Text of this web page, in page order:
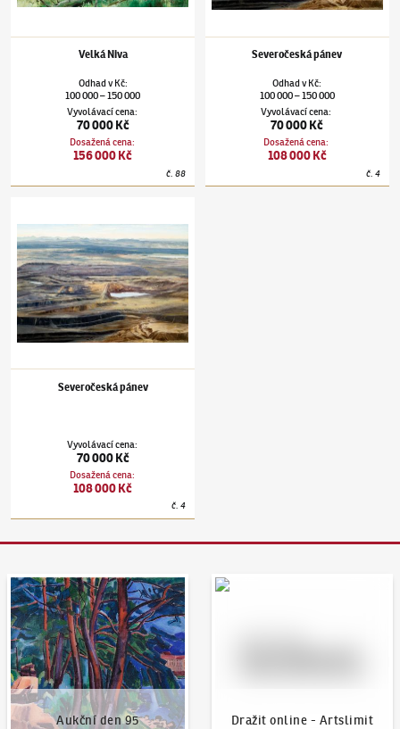
Velká Niva
Odhadv Kč:
100 000–150 000
Vyvolávací cena:
70 000 Kč
Dosažená cena:
156 000 Kč
č.88
Severočeská pánev
OdhadvKč:
100 000–150 000
Vyvolávací cena:
70 000 Kč
Dosažená cena:
108 000 Kč
č.4
Severočeská pánev
Vyvolávací cena:
70 000 Kč
Dosažená cena:
108 000 Kč
č.4
Aukční den 95
Aukční den 95
Dražit online - Artslimit
Dražit online - Artslimit